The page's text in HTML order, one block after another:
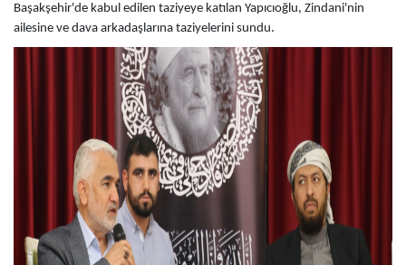
Başakşehir'de kabul edilen taziyeye katılan Yapıcıoğlu, Zindani'nin
ailesine ve dava arkadaşlarına taziyelerini sundu.